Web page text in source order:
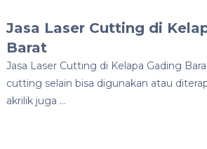
Jasa Laser Cutting di
Barat
Jasa Laser Cutting di Kelapa Gading
cutting selain bisa digunakan atau
akrilik juga …